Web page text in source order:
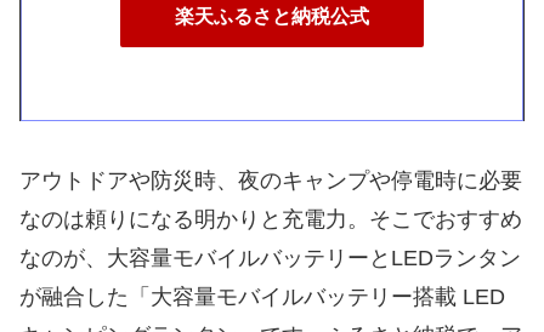
楽天ふるさと納税公式
アウトドアや防災時、夜のキャンプや停電時に必要
なのは頼りになる明かりと充電力。そこでおすすめ
なのが、大容量モバイルバッテリーとLEDランタン
が融合した「大容量モバイルバッテリー搭載 LED